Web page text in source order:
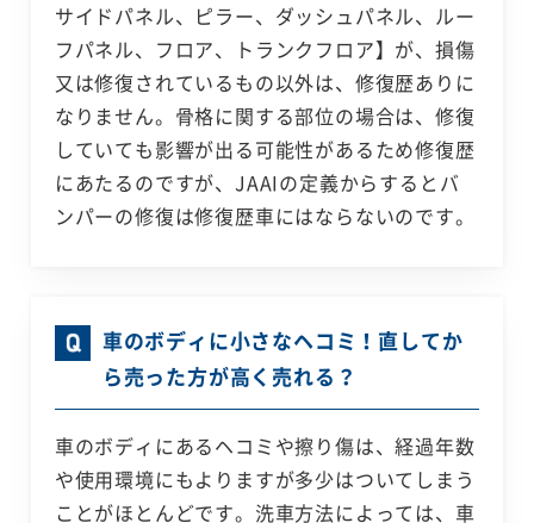
サイドパネル、ピラー、ダッシュパネル、ルー
フパネル、フロア、トランクフロア】が、損傷
又は修復されているもの以外は、修復歴ありに
なりません。骨格に関する部位の場合は、修復
していても影響が出る可能性があるため修復歴
にあたるのですが、JAAIの定義からするとバ
ンパーの修復は修復歴車にはならないのです。
車のボディに小さなヘコミ！直してか
ら売った方が高く売れる？
車のボディにあるヘコミや擦り傷は、経過年数
や使用環境にもよりますが多少はついてしまう
ことがほとんどです。洗車方法によっては、車